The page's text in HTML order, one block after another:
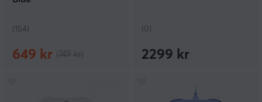
(154)
649 kr
(0)
2299 kr